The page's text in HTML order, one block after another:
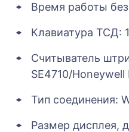
Время работы
Клавиатура ТСД:
Считыватель
SE4710/
Тип соединения:
Размер дисплея,